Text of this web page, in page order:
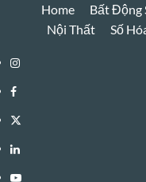
Home Bất Động
Nội Thất
Số
Instagram
Facebook
Twitter
Linkedin
Youtube